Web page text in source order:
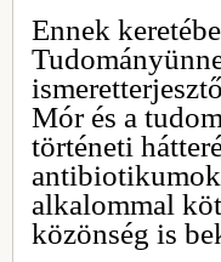
Ennek
Mór és a
történeti
alkalommal
közönség is